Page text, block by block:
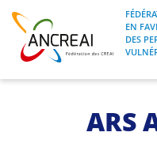
Skip
content
ANCREAI
EN
DES
ARS